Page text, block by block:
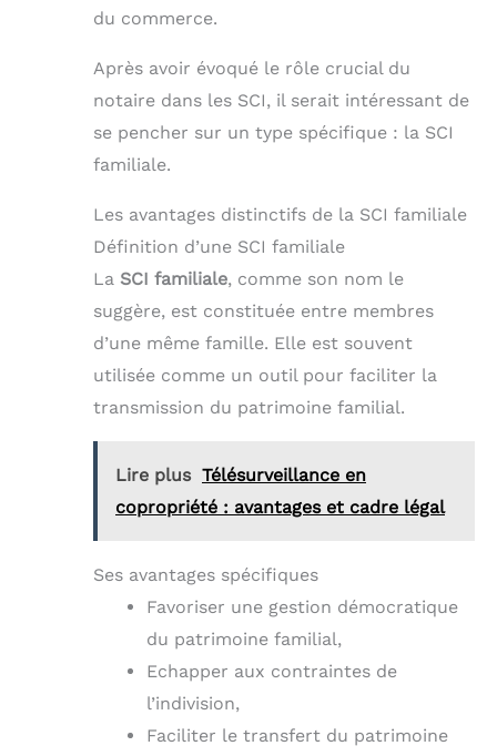
du commerce.
Après avoir évoqué le rôle crucial du
notaire dans les SCI, il serait intéressant de
se pencher sur un type spécifique : la SCI
familiale.
Les avantages distinctifs de la SCI familiale
Définition d’une SCI familiale
La SCI familiale, comme son nom le
suggère, est constituée entre membres
d’une même famille. Elle est souvent
utilisée comme un outil pour faciliter la
transmission du patrimoine familial.
Lire plus Télésurveillance en
copropriété : avantages et cadre légal
Ses avantages spécifiques
Favoriser une gestion démocratique
du patrimoine familial,
Echapper aux contraintes de
l’indivision,
Faciliter le transfert du patrimoine